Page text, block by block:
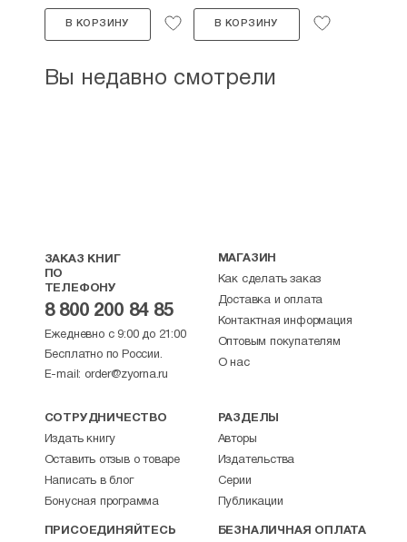
В КОРЗИНУ В КОРЗИНУ
Вы недавно смотрели
ЗАКАЗ КНИГ
ПО
ТЕЛЕФОНУ
8 800 200 84 85
Ежедневно с 9:00 до 21:00
Бесплатно по России.
E-mail: order@zyorna.ru
МАГАЗИН
Как сделать заказ
Доставка и оплата
Контактная информация
Оптовым покупателям
О нас
СОТРУДНИЧЕСТВО
Издать книгу
Оставить отзыв о товаре
Написать в блог
Бонусная программа
РАЗДЕЛЫ
Авторы
Издательства
Серии
Публикации
ПРИСОЕДИНЯЙТЕСЬ БЕЗНАЛИЧНАЯ ОПЛАТА